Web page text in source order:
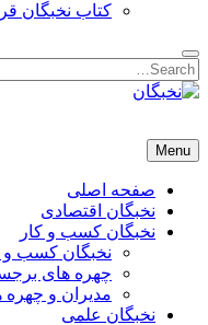
کتاب نخبگان قرن
Search
for:
Search
نخبگان تایمز/ کتاب
ورزش ایران – کتاب
Menu
صفحه اصلی
نخبگان اقتصادی
نخبگان کسب و کار
نخبگان کسب و
چهره های
مدیران و چهره
نخبگان علمی